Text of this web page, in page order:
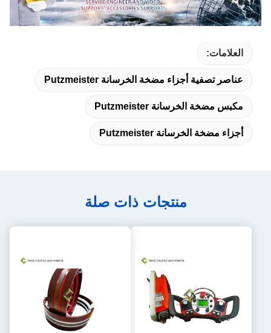
العلامات:
عناصر تصفية أجزاء مضخة الخرسانة Putzmeister
مكبس مضخة الخرسانة Putzmeister
أجزاء مضخة الخرسانة Putzmeister
منتجات ذات صلة